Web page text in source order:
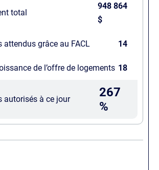
total
948 864
$
attendus grâce au FACL 14
de l’offre de logements 18
autorisés à ce jour
267
%